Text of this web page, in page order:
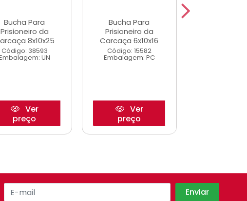
Bucha Para
Prisioneiro da
8x10x25
Código: 38593
UN
Ver
preço
Bucha Para
Prisioneiro da
Carcaça 6x10x16
Código: 15582
Embalagem: PC
Ver
preço